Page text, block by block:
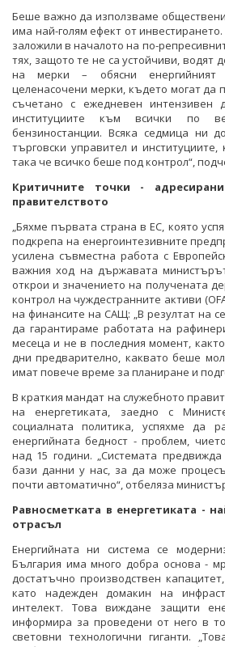
Беше важно да използваме
има най-голям ефект от
заложили в началото на по-
тях, защото те не са устойчиви, водят
на мерки – обясни енергийният
целенасочени мерки, където могат да
съчетано с ежедневен интензивен
институциите към всички по
бензиностанции. Всяка седмица ни
търговски управител и
така че всичко беше под контрол“,
Критичните точки -
правителството
„Бяхме първата страна в ЕС, която
подкрепа на енергоинтезивните
усилена съвместна работа с
важния ход на държавата
открои и значението на получената
контрол на чуждестранните активи
на финансите на САЩ: „В резултат на
да гарантираме работата на
месеца и не в последния момент,
дни предварително, каквато беше
имат повече време за планиране и
В краткия мандат на служебното
на енергетиката, заедно с
социалната политика, успяхме да
енергийната бедност - проблем,
над 15 години. „Системата
бази данни у нас, за да може
почти автоматично“, отбеляза
Равносметката в енергетиката -
отрасъл
Енергийната ни система се
България има много добра основа -
достатъчно производствен
като надежден домакин на
интелект. Това виждане защити
информира за проведени от него в
световни технологични гиганти.